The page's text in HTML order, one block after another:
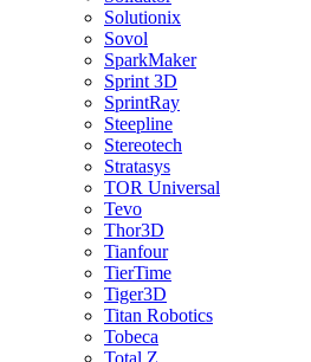
Solutionix
Sovol
SparkMaker
Sprint 3D
SprintRay
Steepline
Stereotech
Stratasys
TOR Universal
Tevo
Thor3D
Tianfour
TierTime
Tiger3D
Titan Robotics
Tobeca
Total Z